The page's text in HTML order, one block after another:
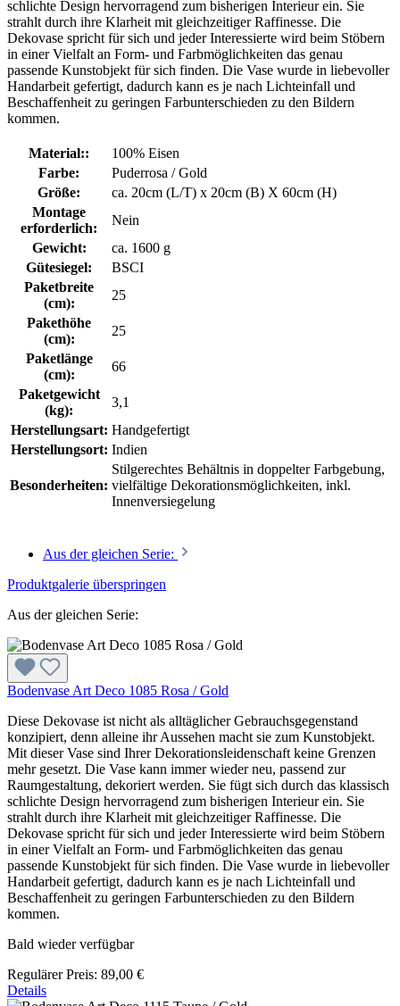
schlichte Design hervorragend zum bisherigen Interieur ein. Sie
strahlt durch ihre Klarheit mit gleichzeitiger Raffinesse. Die
Dekovase spricht für sich und jeder Interessierte wird beim Stöbern
in einer Vielfalt an Form- und Farbmöglichkeiten das genau
passende Kunstobjekt für sich finden. Die Vase wurde in liebevoller
Handarbeit gefertigt, dadurch kann es je nach Lichteinfall und
Beschaffenheit zu geringen Farbunterschieden zu den Bildern
kommen.
Material::
100% Eisen
Farbe:
Puderrosa / Gold
Größe:
ca. 20cm (L/T) x 20cm (B) X 60cm (H)
Montage
erforderlich:
Nein
Gewicht:
ca. 1600 g
Gütesiegel:
BSCI
Paketbreite
(cm):
25
Pakethöhe
(cm):
25
Paketlänge
(cm):
66
Paketgewicht
(kg):
3,1
Herstellungsart: Handgefertigt
Herstellungsort: Indien
Besonderheiten:
Stilgerechtes Behältnis in doppelter Farbgebung,
vielfältige Dekorationsmöglichkeiten, inkl.
Innenversiegelung
Aus der gleichen Serie:
Produktgalerie überspringen
Aus der gleichen Serie:
Bodenvase Art Deco 1085 Rosa / Gold
Diese Dekovase ist nicht als alltäglicher Gebrauchsgegenstand
konzipiert, denn alleine ihr Aussehen macht sie zum Kunstobjekt.
Mit dieser Vase sind Ihrer Dekorationsleidenschaft keine Grenzen
mehr gesetzt. Die Vase kann immer wieder neu, passend zur
Raumgestaltung, dekoriert werden. Sie fügt sich durch das klassisch
schlichte Design hervorragend zum bisherigen Interieur ein. Sie
strahlt durch ihre Klarheit mit gleichzeitiger Raffinesse. Die
Dekovase spricht für sich und jeder Interessierte wird beim Stöbern
in einer Vielfalt an Form- und Farbmöglichkeiten das genau
passende Kunstobjekt für sich finden. Die Vase wurde in liebevoller
Handarbeit gefertigt, dadurch kann es je nach Lichteinfall und
Beschaffenheit zu geringen Farbunterschieden zu den Bildern
kommen.
Bald wieder verfügbar
Regulärer Preis: 89,00 €
Details